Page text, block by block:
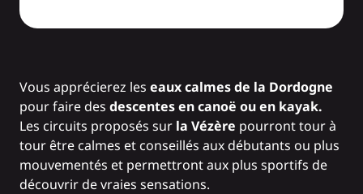
Vous apprécierez les eaux calmes de la Dordogne
pour faire des descentes en canoë ou en kayak.
Les circuits proposés sur la Vézère pourront tour à
tour être calmes et conseillés aux débutants ou plus
mouvementés et permettront aux plus sportifs de
découvrir de vraies sensations.